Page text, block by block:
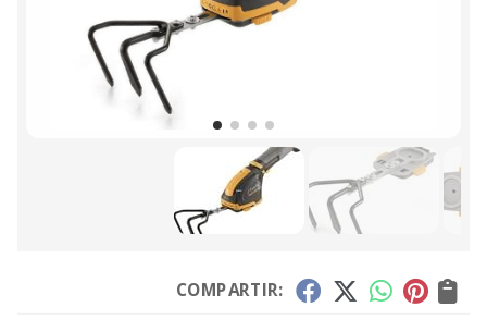
COMPARTIR: